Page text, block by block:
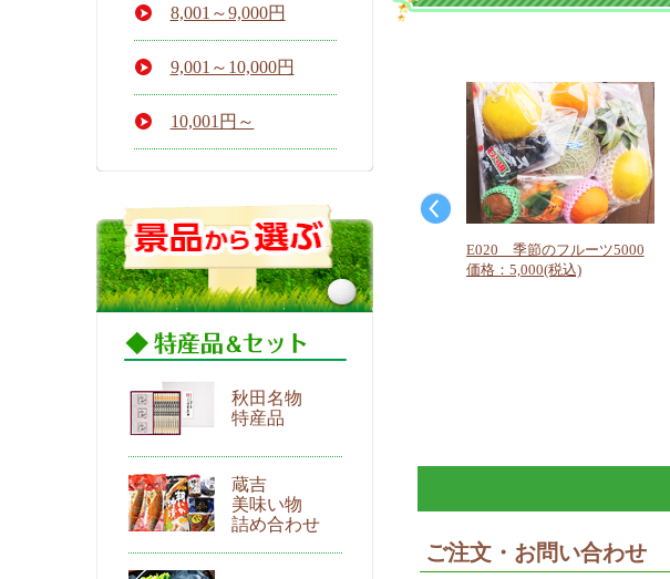
8,001～9,000円
9,001～10,000円
10,001円～
秋田名物
特産品
蔵吉
美味い物
詰め合わせ
E020 季節のフルーツ5000
価格：5,000(税込)
ご注文・お問い合わせ